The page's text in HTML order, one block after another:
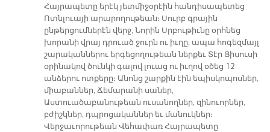
Հայրապետը երէկ յետմիջօրէին հանդիսապետեց
Ոտնլուայի արարողութեան։ Սուրբ գրային
ընթերցումներէն վերջ, Նորին Սրբութիւնը օրհնեց
խորանի վրայ դրուած ջուրն ու իւղը, ապա հոգեզմայլ
շարականներու երգեցողութեան ներքեւ Տէր Յիսուսի
օրինակով ծունկի գալով լուաց ու իւղով օծեց 12
անձերու ոտքերը։ Անոնց շարքին էին եպիսկոպոսներ,
միաբաններ, Ճեմարանի սաներ,
Աստուածաբանութեան ուսանողներ, զինուորներ,
բժիշկներ, դպրոցականներ եւ մանուկներ։
Վերջաւորութեան Վեհափառ Հայրապետը